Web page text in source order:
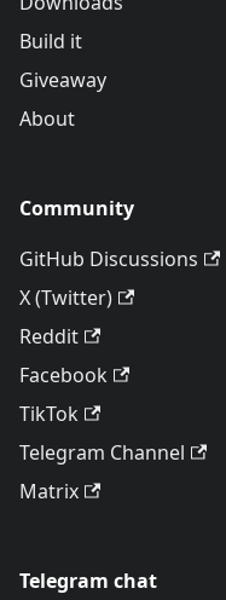
Build it
Giveaway
About
Community
GitHub Discussions
X (Twitter)
Reddit
Facebook
TikTok
Telegram Channel
Matrix
Telegram chat